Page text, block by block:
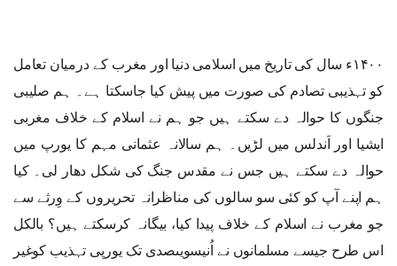
۱۴۰۰ء سال کی تاریخ میں اسلامی دنیا اور مغرب کے درمیان تعامل
کو تہذیبی تصادم کی صورت میں پیش کیا جاسکتا ہے۔ ہم صلیبی
جنگوں کا حوالہ دے سکتے ہیں جو ہم نے اسلام کے خلاف مغربی
ایشیا اور اَندلس میں لڑیں۔ ہم سالانہ عثمانی مہم کا یورپ میں
حوالہ دے سکتے ہیں جس نے مقدس جنگ کی شکل دھار لی۔ کیا
ہم اپنے آپ کو کئی سو سالوں کی مناظرانہ تحریروں کے وِرثے سے
جو مغرب نے اسلام کے خلاف پیدا کیا، بیگانہ کرسکتے ہیں؟ بالکل
اس طرح جیسے مسلمانوں نے اُنیسویںصدی تک یورپی تہذیب کوغیر